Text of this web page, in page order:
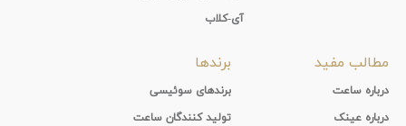
آی-کلاب
مطالب مفید
درباره ساعت
درباره عینک
برندها
برندهای سوئیسی
تولید کنندگان ساعت